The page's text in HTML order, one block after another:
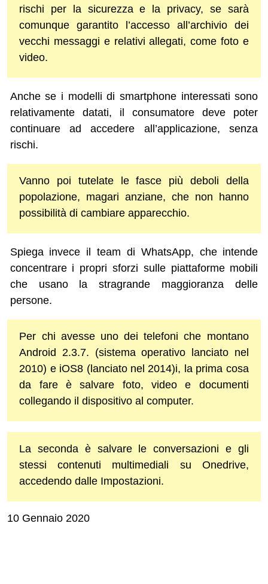
rischi per la sicurezza e la privacy, se sarà
comunque garantito l’accesso all’archivio dei
vecchi messaggi e relativi allegati, come foto e
video.
Anche se i modelli di smartphone interessati sono
relativamente datati, il consumatore deve poter
continuare ad accedere all’applicazione, senza
rischi.
Vanno poi tutelate le fasce più deboli della
popolazione, magari anziane, che non hanno
possibilità di cambiare apparecchio.
Spiega invece il team di WhatsApp, che intende
concentrare i propri sforzi sulle piattaforme mobili
che usano la stragrande maggioranza delle
persone.
Per chi avesse uno dei telefoni che montano
Android 2.3.7. (sistema operativo lanciato nel
2010) e iOS8 (lanciato nel 2014)i, la prima cosa
da fare è salvare foto, video e documenti
collegando il dispositivo al computer.
La seconda è salvare le conversazioni e gli
stessi contenuti multimediali su Onedrive,
accedendo dalle Impostazioni.
10 Gennaio 2020